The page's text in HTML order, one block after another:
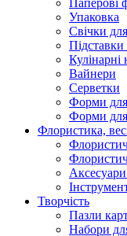
Упаковка
Свічки
Підставки
Вайнери
Серветки
Форми
Форми
Флористика,
Аксесуари
Творчість
Пазли
Набори